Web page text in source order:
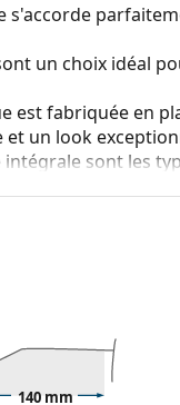
un choix idéal
est fabriquée en
un look
sont les
L'un
le verre, et
leur étui d'origine.
le nettoyage et
d'un chiffon.
140 mm